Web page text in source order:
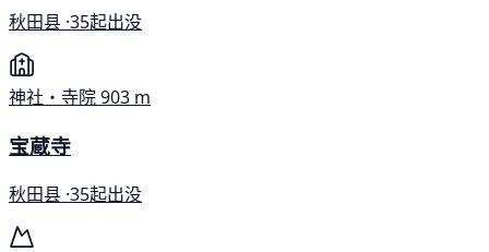
秋田县 ·35起出没
神社・寺院903 m
宝蔵寺
秋田县 ·35起出没